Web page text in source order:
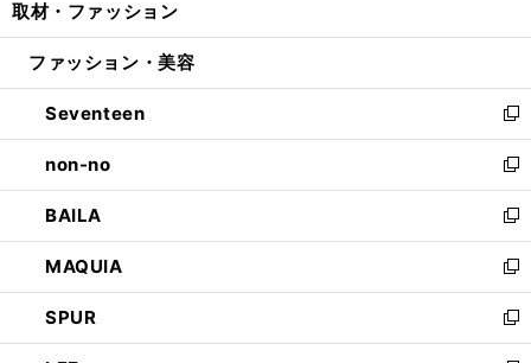
開
ウ
開
く
ン
ウ
で
開
く
ウ
ン
ド
ウ
で
開
く
取材・ファッション
ファッション・美容
Seventeen
新
し
い
ウ
ィ
ン
ド
ウ
で
開
non-no
新
し
い
ウ
ィ
ン
ド
ウ
BAILA
新
し
い
ウ
ィ
ン
MAQUIA
新
し
い
ウ
SPUR
新
し